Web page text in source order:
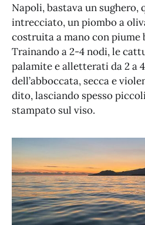
Napoli, bastava un
intrecciato, un piombo a
costruita a mano con piume
Trainando a 2-4 nodi, le
palamite e alletterati da 2 a
dell’abboccata, secca e
dito, lasciando spesso
stampato sul viso.